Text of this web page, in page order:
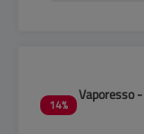
14%
Vaporesso